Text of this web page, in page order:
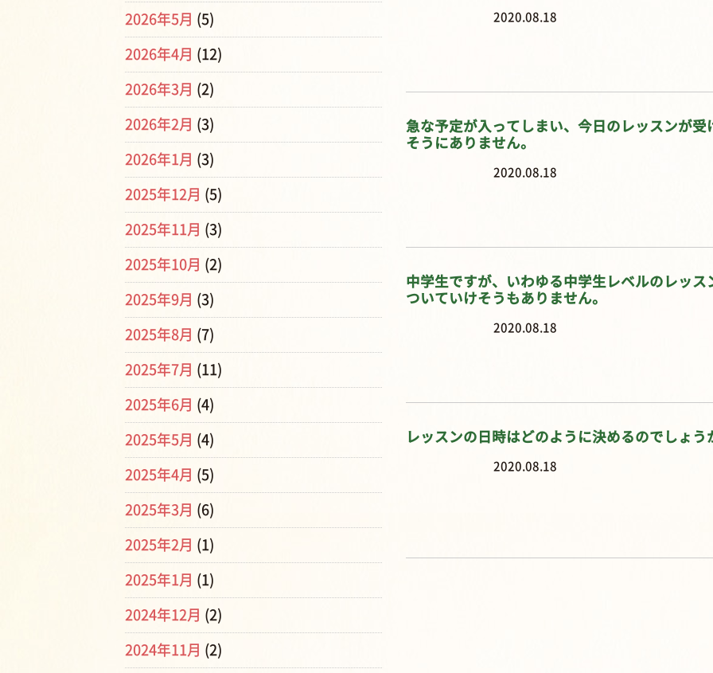
2020.08.18
急な予定が入ってしまい、今日のレッスンが受
そうにありません。
2020.08.18
中学生ですが、いわゆる中学生レベルのレッス
ついていけそうもありません。
2020.08.18
レッスンの日時はどのように決めるのでしょう
2020.08.18
2026年5月 (5)
2026年4月 (12)
2026年3月 (2)
2026年2月 (3)
2026年1月 (3)
2025年12月 (5)
2025年11月 (3)
2025年10月 (2)
2025年9月 (3)
2025年8月 (7)
2025年7月 (11)
2025年6月 (4)
2025年5月 (4)
2025年4月 (5)
2025年3月 (6)
2025年2月 (1)
2025年1月 (1)
2024年12月 (2)
2024年11月 (2)